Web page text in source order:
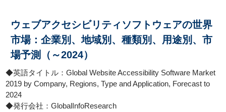
ウェブアクセシビリティソフトウェアの世界
市場：企業別、地域別、種類別、用途別、市
場予測（～2024）
◆英語タイトル：Global Website Accessibility Software Market
2019 by Company, Regions, Type and Application, Forecast to
2024
◆発行会社：GlobalInfoResearch